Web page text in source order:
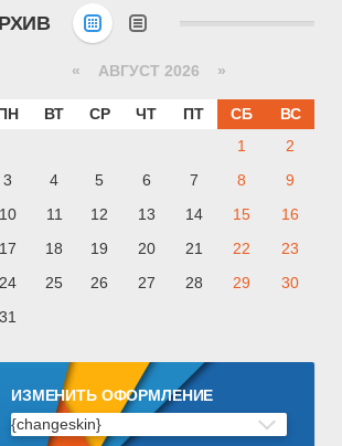
« АВГУСТ 2026 »
ВТ СР ЧТ ПТ СБ
ВС
1
2
3
4 5 6 7 8
9
10
11 12 13 14 15
16
17
18 19 20 21 22
23
24
25 26 27 28 29
30
31
ИЗМЕНИТЬ ОФОРМЛЕНИЕ
{changeskin}